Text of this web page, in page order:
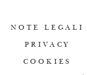
NOTE LEGALI
PRIVACY
COOKIES